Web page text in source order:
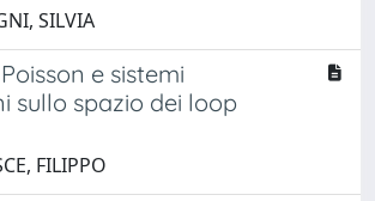
SILVIA
e sistemi
sullo spazio dei loop
FILIPPO